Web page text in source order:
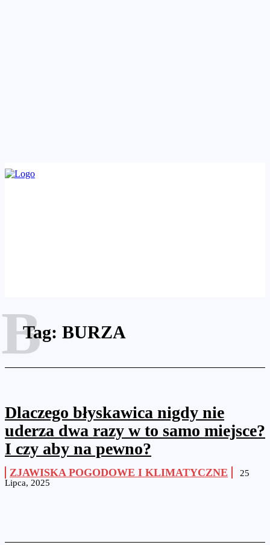
Tag: BURZA
B
Dlaczego błyskawica nigdy nie
uderza dwa razy w to samo miejsce?
I czy aby na pewno?
ZJAWISKA POGODOWE I KLIMATYCZNE
25
Lipca, 2025